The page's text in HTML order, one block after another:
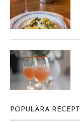
POPULÄRA RECEPT